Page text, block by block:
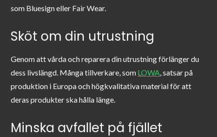
som Bluesign eller Fair Wear.
Sköt om din utrustning
Genom att vårda och reparera din utrustning förlänger du
dess livslängd. Många tillverkare, som LOWA, satsar på
produktion i Europa och högkvalitativa material för att
deras produkter ska hålla länge.
Minska avfallet på fjället